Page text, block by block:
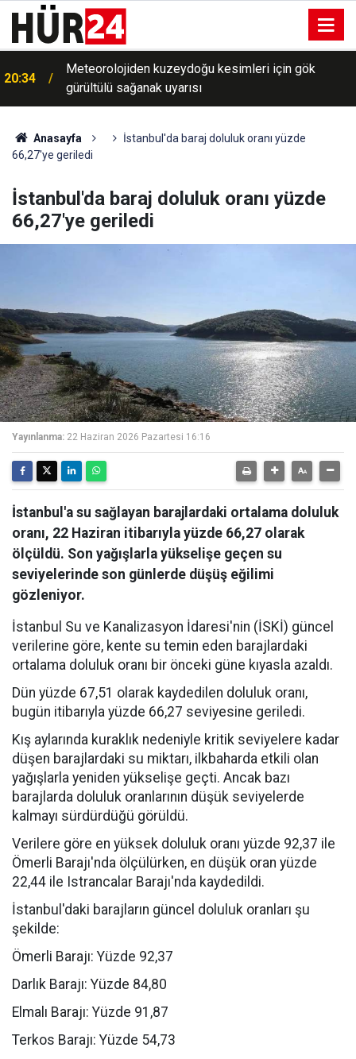
20:13 Adıyaman'da trafik kazası: 5 yaralı
Anasayfa
İstanbul'da baraj doluluk oranı yüzde
66,27'ye geriledi
İstanbul'da baraj doluluk oranı yüzde
66,27'ye geriledi
Yayınlanma: 22 Haziran 2026 Pazartesi 16:16
İstanbul'a su sağlayan barajlardaki ortalama doluluk
oranı, 22 Haziran itibarıyla yüzde 66,27 olarak
ölçüldü. Son yağışlarla yükselişe geçen su
seviyelerinde son günlerde düşüş eğilimi
gözleniyor.
İstanbul Su ve Kanalizasyon İdaresi'nin (İSKİ) güncel
verilerine göre, kente su temin eden barajlardaki
ortalama doluluk oranı bir önceki güne kıyasla azaldı.
Dün yüzde 67,51 olarak kaydedilen doluluk oranı,
bugün itibarıyla yüzde 66,27 seviyesine geriledi.
Kış aylarında kuraklık nedeniyle kritik seviyelere kadar
düşen barajlardaki su miktarı, ilkbaharda etkili olan
yağışlarla yeniden yükselişe geçti. Ancak bazı
barajlarda doluluk oranlarının düşük seviyelerde
kalmayı sürdürdüğü görüldü.
Verilere göre en yüksek doluluk oranı yüzde 92,37 ile
Ömerli Barajı'nda ölçülürken, en düşük oran yüzde
22,44 ile Istrancalar Barajı'nda kaydedildi.
İstanbul'daki barajların güncel doluluk oranları şu
şekilde:
Ömerli Barajı: Yüzde 92,37
Darlık Barajı: Yüzde 84,80
Elmalı Barajı: Yüzde 91,87
Terkos Barajı: Yüzde 54,73